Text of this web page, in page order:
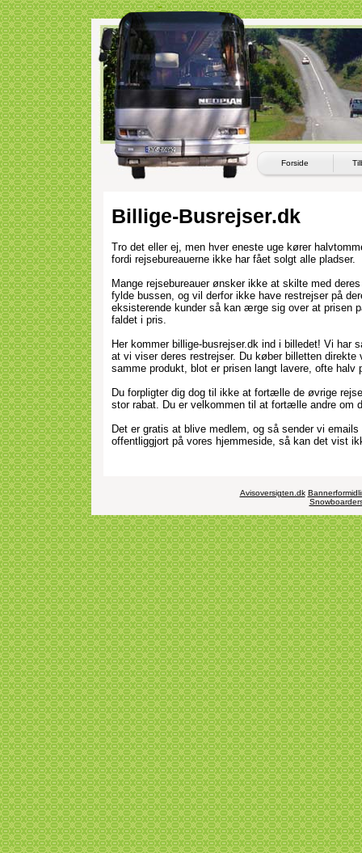
Forside
Billige-Busrejser.dk
Tro det eller ej, men hver eneste uge kører
fordi rejsebureauerne ikke har fået solgt alle pladser.
Mange rejsebureauer ønsker ikke at skilte med
fylde bussen, og vil derfor ikke have restrejser på
eksisterende kunder så kan ærge sig over at prisen
faldet i pris.
Her kommer billige-busrejser.dk ind i billedet! Vi har
at vi viser deres restrejser. Du køber billetten direkte
samme produkt, blot er prisen langt lavere, ofte halv
Du forpligter dig dog til ikke at fortælle de øvrige
stor rabat. Du er velkommen til at fortælle andre om
Det er gratis at blive medlem, og så sender vi
offentliggjort på vores hjemmeside, så kan det vist
Avisoversigten.dk